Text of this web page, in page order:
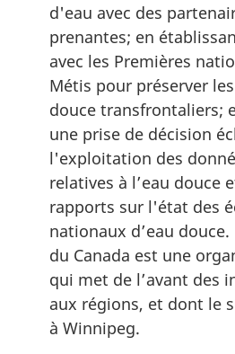
d'eau avec des
prenantes; en
avec les Premières
Métis pour préserver
douce transfrontaliers;
une prise de décision
l'exploitation des
relatives à l’eau douce
rapports sur l'état des
nationaux d’eau
du Canada est une
qui met de l’avant des
aux régions, et dont le
à Winnipeg.